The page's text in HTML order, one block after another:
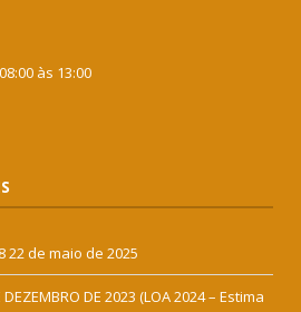
às 13:00
22 de maio de 2025
DEZEMBRO DE 2023 (LOA 2024 – Estima